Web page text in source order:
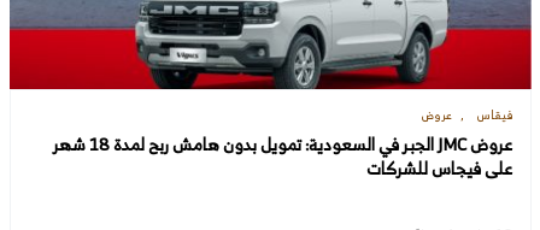
فيقاس عروض
عروض JMC الجبر في السعودية: تمويل بدون هامش ربح لمدة 18 شهر
على فيجاس للشركات